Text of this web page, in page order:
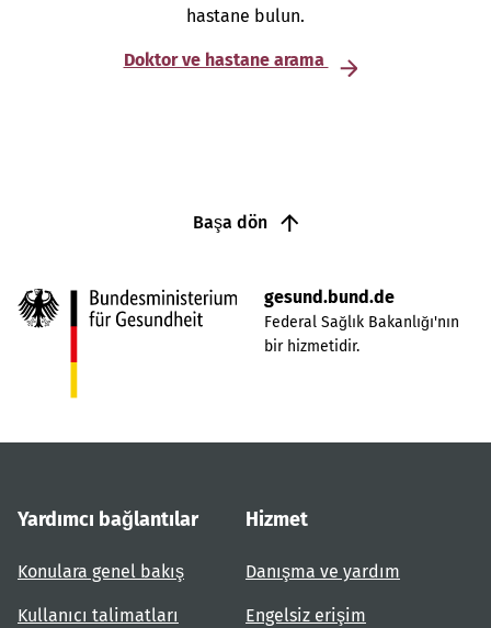
hastane bulun.
Doktor ve hastane arama
Başa dön
gesund.bund.de
Federal Sağlık Bakanlığı'nın
bir hizmetidir.
Yardımcı bağlantılar
Konulara genel bakış
Kullanıcı talimatları
Hizmet
Danışma ve yardım
Engelsiz erişim